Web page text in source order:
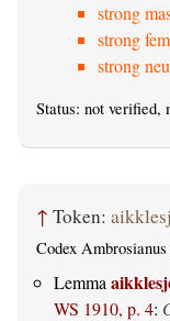
strong
strong
strong
Status: not verified,
↑ Token:
Codex
Lemma
WS 1910, p. 4: